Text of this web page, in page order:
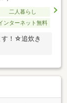
二人暮らし
ンターネット無料
す！☆追炊き